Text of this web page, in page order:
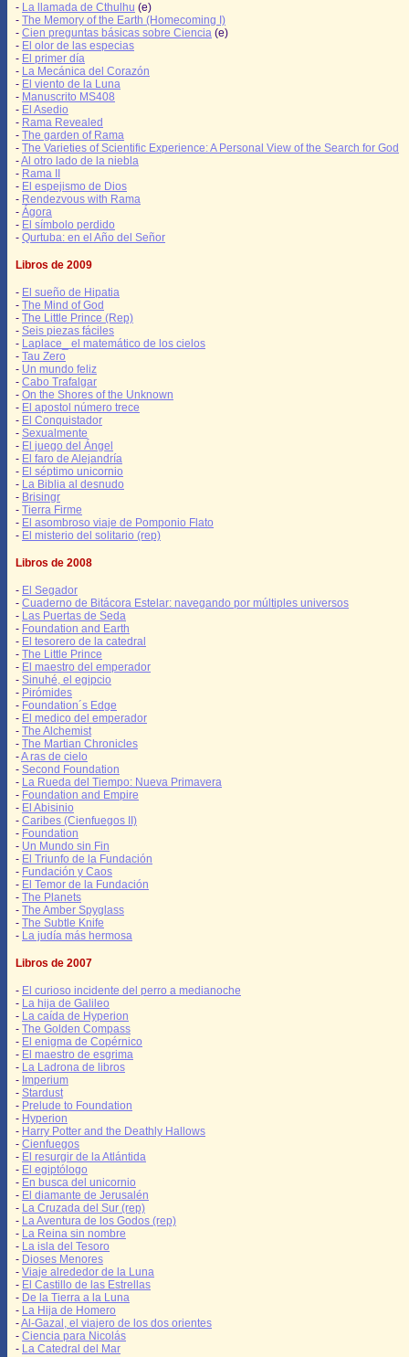
- La llamada de Cthulhu (e)
- The Memory of the Earth (Homecoming I)
- Cien preguntas básicas sobre Ciencia (e)
- El olor de las especias
- El primer día
- La Mecánica del Corazón
- El viento de la Luna
- Manuscrito MS408
- El Asedio
- Rama Revealed
- The garden of Rama
- The Varieties of Scientific Experience: A Personal View of the Search for God
-Al otro lado de la niebla
- Rama II
- El espejismo de Dios
- Rendezvous with Rama
- Ágora
- El símbolo perdido
- Qurtuba: en el Año del Señor
Libros de 2009
- El sueño de Hipatia
- The Mind of God
- The Little Prince (Rep)
- Seis piezas fáciles
- Laplace_ el matemático de los cielos
- Tau Zero
- Un mundo feliz
- Cabo Trafalgar
- On the Shores of the Unknown
- El apostol número trece
- El Conquistador
- Sexualmente
- El juego del Ángel
- El faro de Alejandría
- El séptimo unicornio
- La Biblia al desnudo
- Brisingr
- Tierra Firme
- El asombroso viaje de Pomponio Flato
- El misterio del solitario (rep)
Libros de 2008
- El Segador
- Cuaderno de Bitácora Estelar: navegando por múltiples universos
- Las Puertas de Seda
- Foundation and Earth
- El tesorero de la catedral
- The Little Prince
- El maestro del emperador
- Sinuhé, el egipcio
- Pirómides
- Foundation´s Edge
- El medico del emperador
- The Alchemist
- The Martian Chronicles
-A ras de cielo
- Second Foundation
- La Rueda del Tiempo: Nueva Primavera
- Foundation and Empire
- El Abisinio
- Caribes (Cienfuegos II)
- Foundation
- Un Mundo sin Fin
- El Triunfo de la Fundación
- Fundación y Caos
- El Temor de la Fundación
- The Planets
- The Amber Spyglass
- The Subtle Knife
- La judía más hermosa
Libros de 2007
- El curioso incidente del perro a medianoche
- La hija de Galileo
- La caída de Hyperion
- The Golden Compass
- El enigma de Copérnico
- El maestro de esgrima
- La Ladrona de libros
- Imperium
- Stardust
- Prelude to Foundation
- Hyperion
- Harry Potter and the Deathly Hallows
- Cienfuegos
- El resurgir de la Atlántida
- El egiptólogo
- En busca del unicornio
- El diamante de Jerusalén
- La Cruzada del Sur (rep)
- La Aventura de los Godos (rep)
- La Reina sin nombre
- La isla del Tesoro
- Dioses Menores
- Viaje alrededor de la Luna
- El Castillo de las Estrellas
- De la Tierra a la Luna
- La Hija de Homero
-Al-Gazal, el viajero de los dos orientes
- Ciencia para Nicolás
- La Catedral del Mar